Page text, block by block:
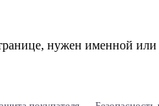
нужен именной